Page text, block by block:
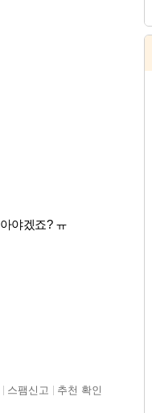
야겠죠? ㅠ
스팸신고 추천 확인